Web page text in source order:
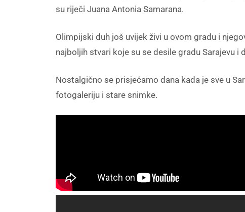
su riječi Juana Antonia Samarana.
Olimpijski duh još uvijek živi u ovom gradu i
najboljih stvari koje su se desile gradu Sarajevu i
Nostalgično se prisjećamo dana kada je sve u
fotogaleriju i stare snimke.